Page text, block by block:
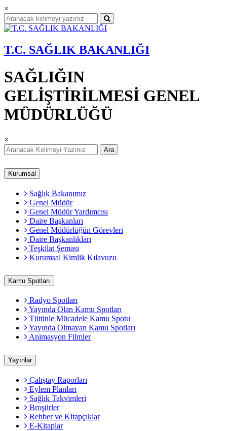
×
T.C. SAĞLIK BAKANLIĞI
SAĞLIĞIN
GELİŞTİRİLMESİ GENEL
MÜDÜRLÜĞÜ
×
Ara
Kurumsal
Sağlık Bakanımız
Genel Müdür
Genel Müdür Yardımcısı
Daire Başkanları
Genel Müdürlüğün Görevleri
Daire Başkanlıkları
Teşkilat Şeması
Kurumsal Kimlik Kılavuzu
Kamu Spotları
Radyo Spotları
Yayında Olan Kamu Spotları
Tütünle Mücadele Kamu Spotu
Yayında Olmayan Kamu Spotları
Animasyon Filmler
Yayınlar
Çalıştay Raporları
Eylem Planları
Sağlık Takvimleri
Broşürler
Rehber ve Kitapçıklar
E-Kitaplar